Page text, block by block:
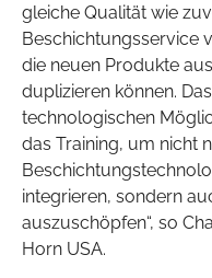
gleiche Qualität wie
Beschichtungsservice
die neuen Produkte
duplizieren können.
technologischen
das Training, um nicht
integrieren, sondern
auszuschöpfen“, so
Horn USA.